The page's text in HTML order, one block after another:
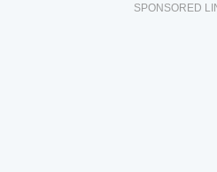
SPONSORED